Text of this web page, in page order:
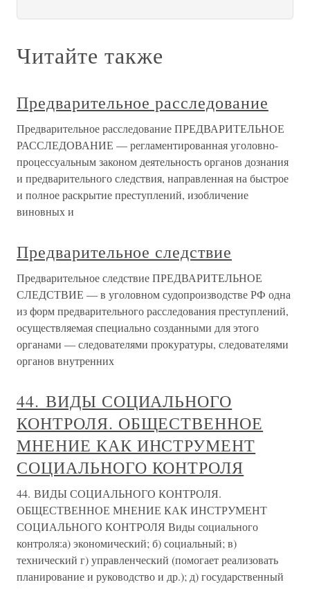
Читайте также
Предварительное расследование
Предварительное расследование ПРЕДВАРИТЕЛЬНОЕ
РАССЛЕДОВАНИЕ — регламентированная уголовно-
процессуальным законом деятельность органов дознания
и предварительного следствия, направленная на быстрое
и полное раскрытие преступлений, изобличение
виновных и
Предварительное следствие
Предварительное следствие ПРЕДВАРИТЕЛЬНОЕ
СЛЕДСТВИЕ — в уголовном судопроизводстве РФ одна
из форм предварительного расследования преступлений,
осуществляемая специально созданными для этого
органами — следователями прокуратуры, следователями
органов внутренних
44. ВИДЫ СОЦИАЛЬНОГО
КОНТРОЛЯ. ОБЩЕСТВЕННОЕ
МНЕНИЕ КАК ИНСТРУМЕНТ
СОЦИАЛЬНОГО КОНТРОЛЯ
44. ВИДЫ СОЦИАЛЬНОГО КОНТРОЛЯ.
ОБЩЕСТВЕННОЕ МНЕНИЕ КАК ИНСТРУМЕНТ
СОЦИАЛЬНОГО КОНТРОЛЯ Виды социального
контроля:а) экономический; б) социальный; в)
технический г) управленческий (помогает реализовать
планирование и руководство и др.); д) государственный